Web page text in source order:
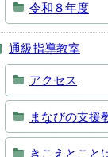
令和８年度
通級指導教室
アクセス
まなびの支援
きこえとこと